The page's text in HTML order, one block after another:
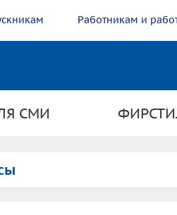
Работникам и
СМИ